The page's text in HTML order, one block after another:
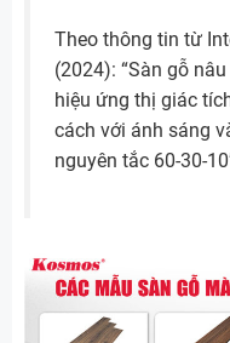
Theo thông tin từ
(2024): “Sàn gỗ
hiệu ứng thị giác
cách với ánh sáng
nguyên tắc 60-30-